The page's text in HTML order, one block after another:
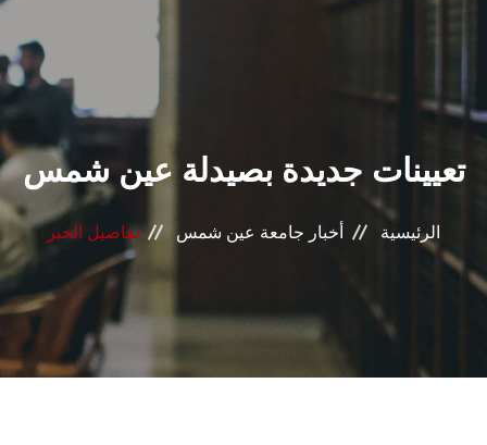
عن الجامعة
القطاعـات
الشئون الأكاديمية
البحث العلمي
الرعاية الصحية
المراكز والوحدات
تعيينات جديدة بصيدلة عين شمس
الرئيسية أخبار جامعة عين شمس تفاصيل الخبر